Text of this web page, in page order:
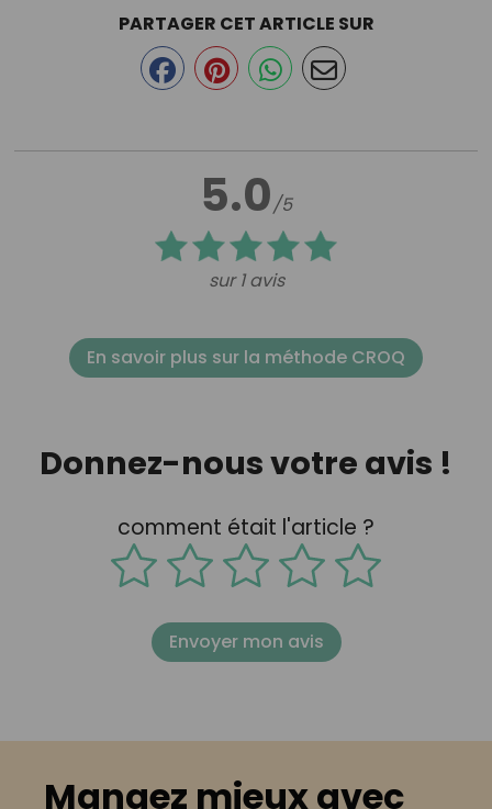
5.0/5
sur 1 avis
PARTAGER CET ARTICLE SUR
En savoir plus sur la méthode CROQ
Donnez-nous votre avis !
comment était l'article ?
Envoyer mon avis
Mangez mieux avec